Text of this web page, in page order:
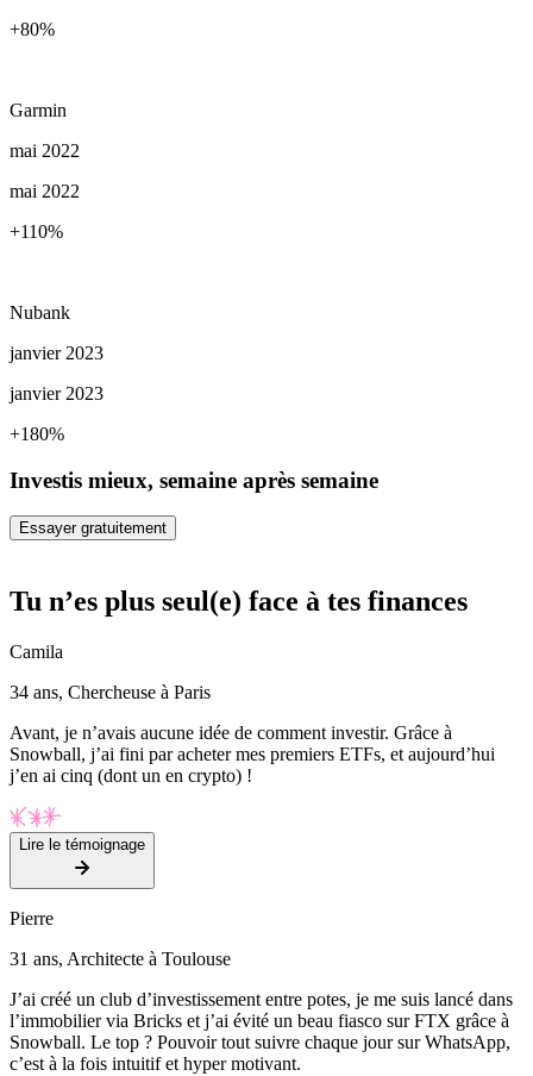
+80%
Garmin
mai 2022
mai 2022
+110%
Nubank
janvier 2023
janvier 2023
+180%
Investis mieux, semaine après semaine
Essayer gratuitement
Tu n’es plus seul(e) face à tes finances
Camila
34 ans, Chercheuse à Paris
Avant, je n’avais aucune idée de comment investir. Grâce à
Snowball, j’ai fini par acheter mes premiers ETFs, et aujourd’hui
j’en ai cinq (dont un en crypto) !
Lire le témoignage
Pierre
31 ans, Architecte à Toulouse
J’ai créé un club d’investissement entre potes, je me suis lancé dans
l’immobilier via Bricks et j’ai évité un beau fiasco sur FTX grâce à
Snowball. Le top ? Pouvoir tout suivre chaque jour sur WhatsApp,
c’est à la fois intuitif et hyper motivant.